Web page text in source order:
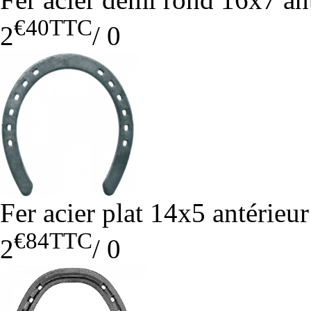
2€40TTC/ 0
Fer acier plat 14x5
2€84TTC/ 0